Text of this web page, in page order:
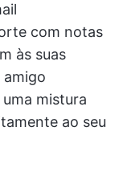
com notas
às suas
amigo
mistura
ao seu